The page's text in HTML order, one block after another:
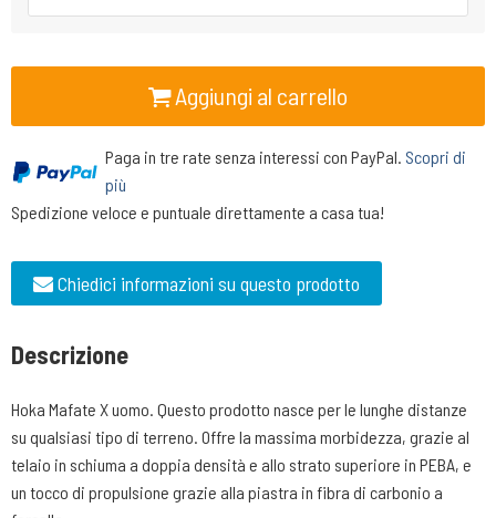
Aggiungi al carrello
Paga in tre rate senza interessi con PayPal. Scopri di
più
Spedizione veloce e puntuale direttamente a casa tua!
Chiedici informazioni su questo prodotto
Descrizione
Hoka Mafate X uomo. Questo prodotto nasce per le lunghe distanze
su qualsiasi tipo di terreno. Offre la massima morbidezza, grazie al
telaio in schiuma a doppia densità e allo strato superiore in PEBA, e
un tocco di propulsione grazie alla piastra in fibra di carbonio a